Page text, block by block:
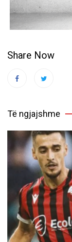
Share Now
Të ngjajshme